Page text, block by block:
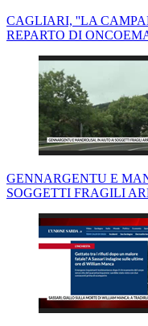
CAGLIARI, ''LA
REPARTO DI
GENNARGENTU E
SOGGETTI FRAGILI